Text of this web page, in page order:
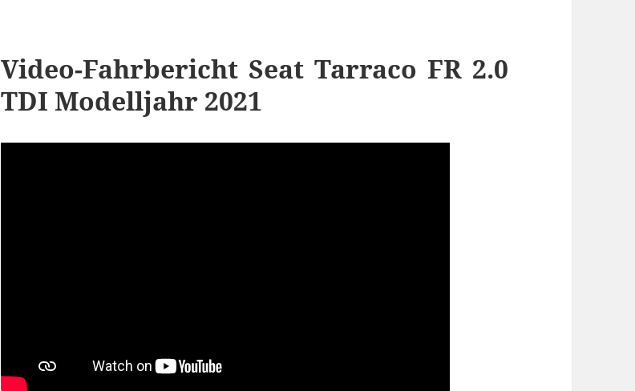
Video-Fahrbericht Seat Tarraco FR 2.0
TDI Modelljahr 2021